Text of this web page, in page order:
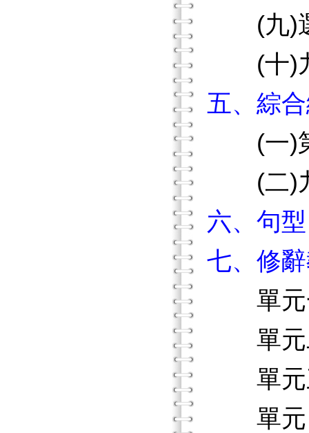
(九)
(十)九
五、綜
(一)第
(二)九
六、句
七、修
單元
單元
單元
單元